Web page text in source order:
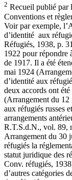
2 Recueil publié par
Conventions et
Voir par exemple,
d’identité aux
Réfugiés, 1938, p.
1922 pour répondre
de 1917. Il a été
mai 1924
d’identité aux
deux accords ont
(Arrangement du 12
aux réfugiés russes
arrangements
R.T.S.d.N., vol. 89,
Arrangement du 30
réfugiés la
statut juridique des
Conv. réfugiés,
d’autres catégories